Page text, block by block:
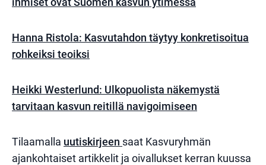
Hanna Ristola: Kasvutahdon täytyy konkretisoitua
rohkeiksi teoiksi
Heikki Westerlund: Ulkopuolista näkemystä
tarvitaan kasvun reitillä navigoimiseen
Tilaamalla uutiskirjeen saat Kasvuryhmän
ajankohtaiset artikkelit ja oivallukset kerran kuussa